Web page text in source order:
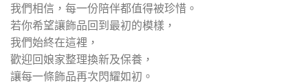
我們相信，每一份陪伴都值得被珍惜。
若你希望讓飾品回到最初的模樣，
我們始終在這裡，
歡迎回娘家整理換新及保養，
讓每一條飾品再次閃耀如初。